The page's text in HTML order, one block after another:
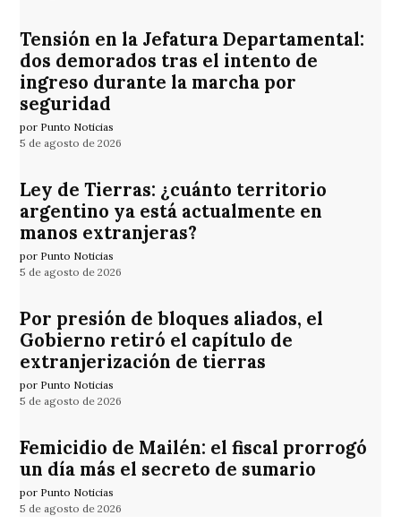
Tensión en la Jefatura Departamental:
dos demorados tras el intento de
ingreso durante la marcha por
seguridad
por Punto Noticias
5 de agosto de 2026
Ley de Tierras: ¿cuánto territorio
argentino ya está actualmente en
manos extranjeras?
por Punto Noticias
5 de agosto de 2026
Por presión de bloques aliados, el
Gobierno retiró el capítulo de
extranjerización de tierras
por Punto Noticias
5 de agosto de 2026
Femicidio de Mailén: el fiscal prorrogó
un día más el secreto de sumario
por Punto Noticias
5 de agosto de 2026